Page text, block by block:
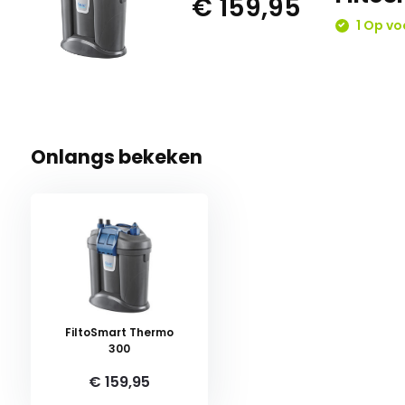
€ 159,95
1 Op
Onlangs bekeken
FiltoSmart Thermo
300
€ 159,95